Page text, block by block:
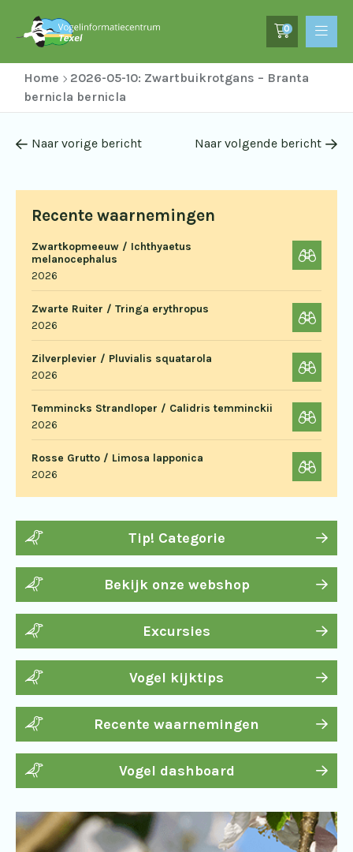
0
Home
2026-05-10: Zwartbuikrotgans – Branta
bernicla bernicla
Recente waarnemingen
Zwartkopmeeuw / Ichthyaetus
melanocephalus
2026
Zwarte Ruiter / Tringa erythropus
2026
Zilverplevier / Pluvialis squatarola
2026
Temmincks Strandloper / Calidris temminckii
2026
Rosse Grutto / Limosa lapponica
2026
Tip! Categorie
Bekijk onze webshop
Excursies
Vogel kijktips
Recente waarnemingen
Vogel dashboard
Naar vorige bericht Naar volgende bericht